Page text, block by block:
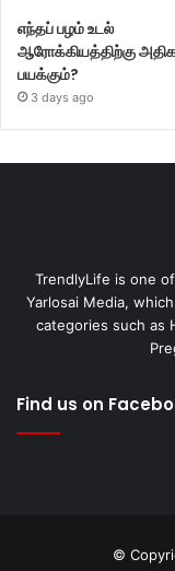
எந்தப் பழம் உடல்
ஆரோக்கியத்திற்கு
பயக்கும்?
3 days ago
TrendlyLife is one
Yarlosai Media,
categories such as
Find us on
©